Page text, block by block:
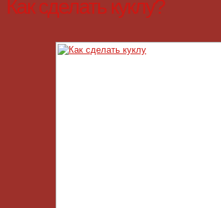
Как сделать куклу?